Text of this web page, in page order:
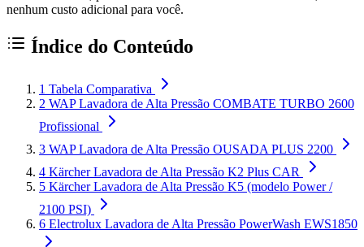
nenhum custo adicional para você.
Índice do Conteúdo
1 Tabela Comparativa
2 WAP Lavadora de Alta Pressão COMBATE TURBO 2600
Profissional
3 WAP Lavadora de Alta Pressão OUSADA PLUS 2200
4 Kärcher Lavadora de Alta Pressão K2 Plus CAR
5 Kärcher Lavadora de Alta Pressão K5 (modelo Power /
2100 PSI)
6 Electrolux Lavadora de Alta Pressão PowerWash EWS1850